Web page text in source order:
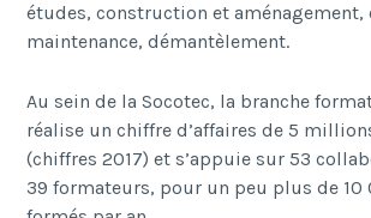
études, construction et
maintenance, démantèlement.
Au sein de la Socotec, la branche
réalise un chiffre d’affaires de 5
(chiffres 2017) et s’appuie sur 53
39 formateurs, pour un peu plus de 10